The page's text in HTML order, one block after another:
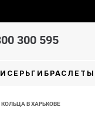
300 595
СЕРЬГИ БРАСЛЕТЫ
КОЛЬЦА В ХАРЬКОВЕ